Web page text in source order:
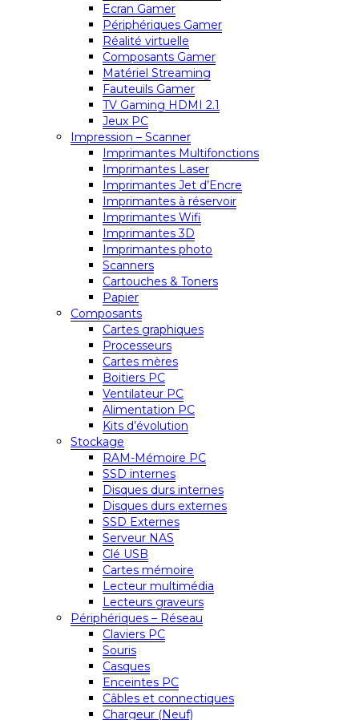
Ecran Gamer
Périphériques Gamer
Réalité virtuelle
Composants Gamer
Matériel Streaming
Fauteuils Gamer
TV Gaming HDMI 2.1
Jeux PC
Impression – Scanner
Imprimantes Multifonctions
Imprimantes Laser
Imprimantes Jet d’Encre
Imprimantes à réservoir
Imprimantes Wifi
Imprimantes 3D
Imprimantes photo
Scanners
Cartouches & Toners
Papier
Composants
Cartes graphiques
Processeurs
Cartes mères
Boitiers PC
Ventilateur PC
Alimentation PC
Kits d’évolution
Stockage
RAM-Mémoire PC
SSD internes
Disques durs internes
Disques durs externes
SSD Externes
Serveur NAS
Clé USB
Cartes mémoire
Lecteur multimédia
Lecteurs graveurs
Périphériques – Réseau
Claviers PC
Souris
Casques
Enceintes PC
Câbles et connectiques
Chargeur (Neuf)